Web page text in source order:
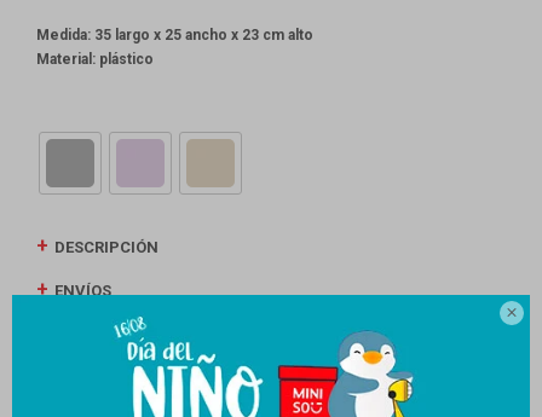

Medida: 35 largo x 25 ancho x 23 cm alto
Material: plástico
DESCRIPCIÓN
ENVÍOS
CAMBIOS Y DEVOLUCIONES
MEDIOS DE PAGO